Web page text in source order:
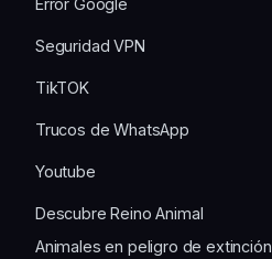
Seguridad VPN
TikTOK
Trucos de WhatsApp
Youtube
Descubre Reino Animal
Animales en peligro de extinción